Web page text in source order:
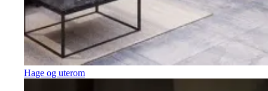
Hage og uterom